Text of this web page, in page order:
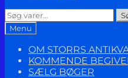
Søg
efter:
Menu
OM STORRS
KOMMENDE
SÆLG BØGER